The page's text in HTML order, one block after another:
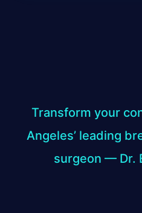
Transform your
Angeles’ leading
surgeon — Dr.